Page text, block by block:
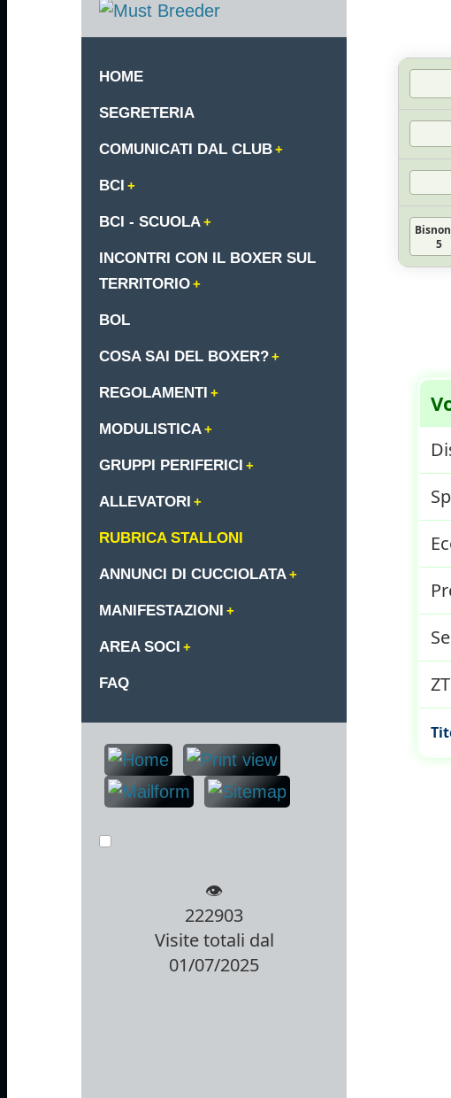
5
HOME
SEGRETERIA
COMUNICATI DAL CLUB
BCI
BCI - SCUOLA
INCONTRI CON IL BOXER SUL
TERRITORIO
BOL
COSA SAI DEL BOXER?
REGOLAMENTI
MODULISTICA
GRUPPI PERIFERICI
ALLEVATORI
RUBRICA STALLONI
ANNUNCI DI CUCCIOLATA
MANIFESTAZIONI
AREA SOCI
FAQ
👁️
222903
Visite totali dal
01/07/2025